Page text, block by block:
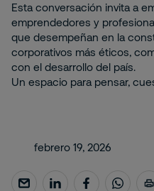
Esta conversación invita a
emprendedores y
que desempeñan en la
corporativos más éticos,
con el desarrollo del país.
Un espacio para pensar,
febrero 19, 2026